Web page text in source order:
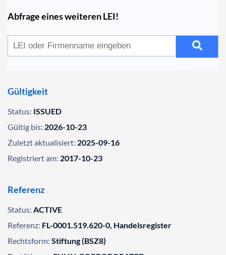
Abfrage eines weiteren LEI!
Gültigkeit
Status: ISSUED
Gültig bis: 2026-10-23
Zuletzt aktualisiert: 2025-09-16
Registriert am: 2017-10-23
Referenz
Status: ACTIVE
Referenz: FL-0001.519.620-0, Handelsregister
Rechtsform: Stiftung (BSZ8)